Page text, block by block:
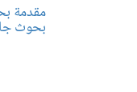
مقدمة
بحوث